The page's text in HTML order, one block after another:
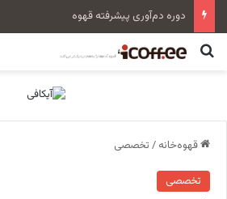
طراحی بسته‌بندی قهوه‌های بن‌مانو متاثر از
جستجو برای
قهوه‌خانه / تخصصی
تخصصی